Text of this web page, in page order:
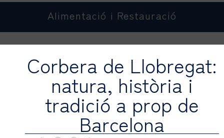
Alimentació i Restauració
Corbera de Llobregat:
natura, història i
tradició a prop de
Barcelona